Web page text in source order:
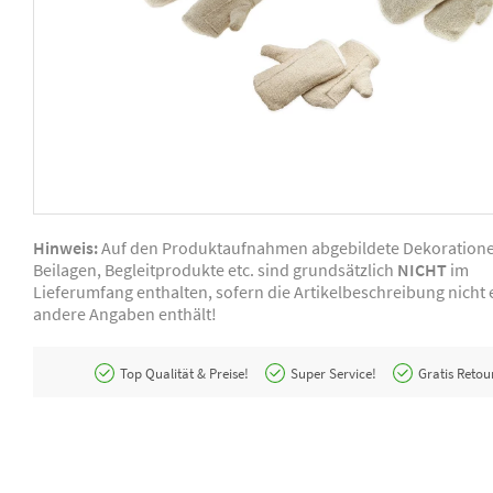
Hinweis:Auf den Produktaufnahmen abgebildete
Beilagen, Begleitprodukte etc. sind grundsätzlich NICHT im
Lieferumfang enthalten, sofern die Artikelbeschreibung nicht
andere Angaben enthält!
Top Qualität & Preise! Super Service! Gratis